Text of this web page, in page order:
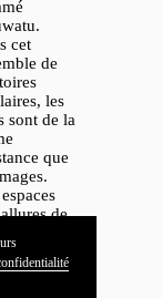
cet
de
les
sont de la
que
de
qui